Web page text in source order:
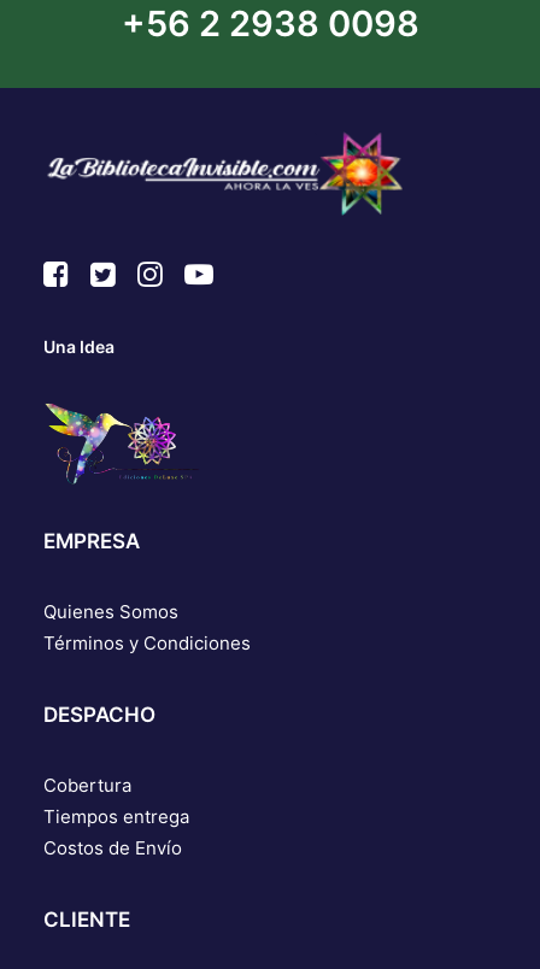
+56 2 2938 0098
Una Idea
EMPRESA
Quienes Somos
Términos y Condiciones
DESPACHO
Cobertura
Tiempos entrega
Costos de Envío
CLIENTE